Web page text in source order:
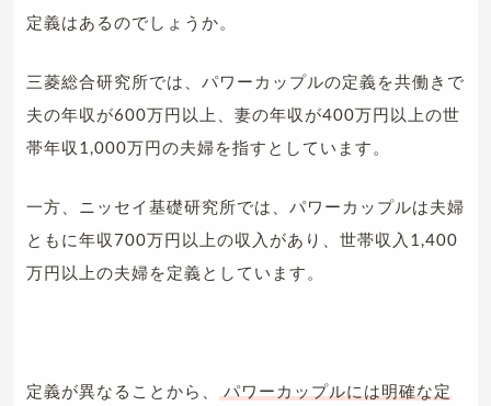
定義はあるのでしょうか。
三菱総合研究所では、パワーカップルの定義を共働きで
夫の年収が600万円以上、妻の年収が400万円以上の世
帯年収1,000万円の夫婦を指すとしています。
一方、ニッセイ基礎研究所では、パワーカップルは夫婦
ともに年収700万円以上の収入があり、世帯収入1,400
万円以上の夫婦を定義としています。
定義が異なることから、
パワーカップルには明確な定